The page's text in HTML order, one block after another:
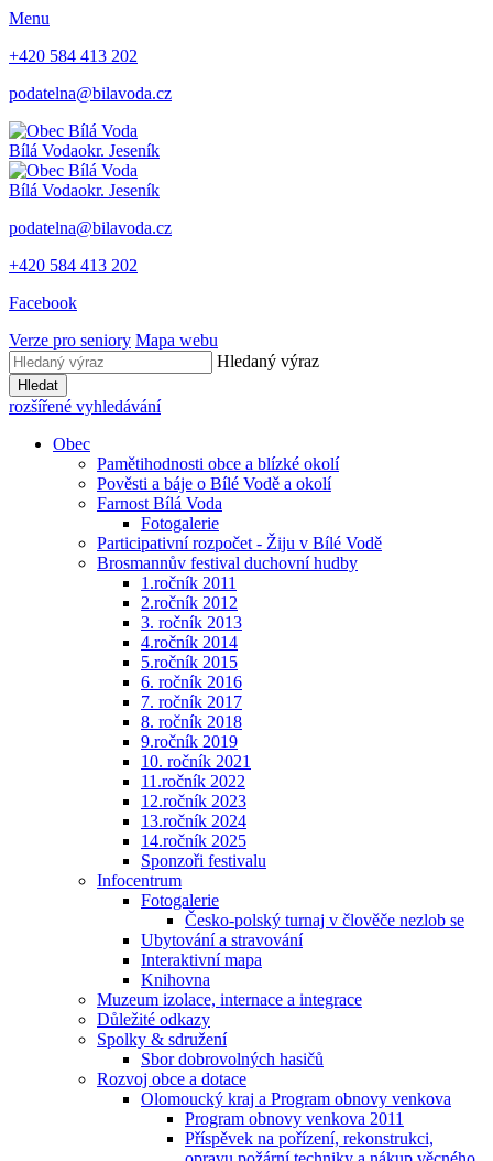
Menu
+420 584 413 202
podatelna@bilavoda.cz
Bílá Vodaokr. Jeseník
Bílá Vodaokr. Jeseník
podatelna@bilavoda.cz
+420 584 413 202
Facebook
Verze pro seniory Mapa webu
Hledaný výraz
Hledat
rozšířené vyhledávání
Obec
Pamětihodnosti obce a blízké okolí
Pověsti a báje o Bílé Vodě a okolí
Farnost Bílá Voda
Fotogalerie
Participativní rozpočet - Žiju v Bílé Vodě
Brosmannův festival duchovní hudby
1.ročník 2011
2.ročník 2012
3. ročník 2013
4.ročník 2014
5.ročník 2015
6. ročník 2016
7. ročník 2017
8. ročník 2018
9.ročník 2019
10. ročník 2021
11.ročník 2022
12.ročník 2023
13.ročník 2024
14.ročník 2025
Sponzoři festivalu
Infocentrum
Fotogalerie
Česko-polský turnaj v člověče nezlob se
Ubytování a stravování
Interaktivní mapa
Knihovna
Muzeum izolace, internace a integrace
Důležité odkazy
Spolky & sdružení
Sbor dobrovolných hasičů
Rozvoj obce a dotace
Olomoucký kraj a Program obnovy venkova
Program obnovy venkova 2011
Příspěvek na pořízení, rekonstrukci,